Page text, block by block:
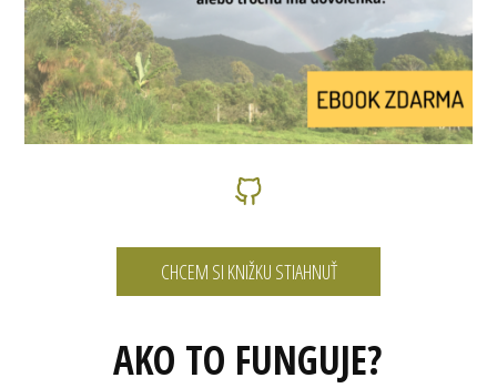
CHCEM SI KNIŽKU STIAHNUŤ
AKO TO FUNGUJE?